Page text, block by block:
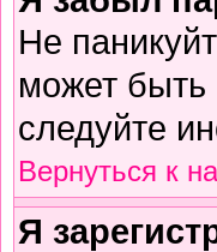
Не
может быть
следуйте
Вернуться к
Я